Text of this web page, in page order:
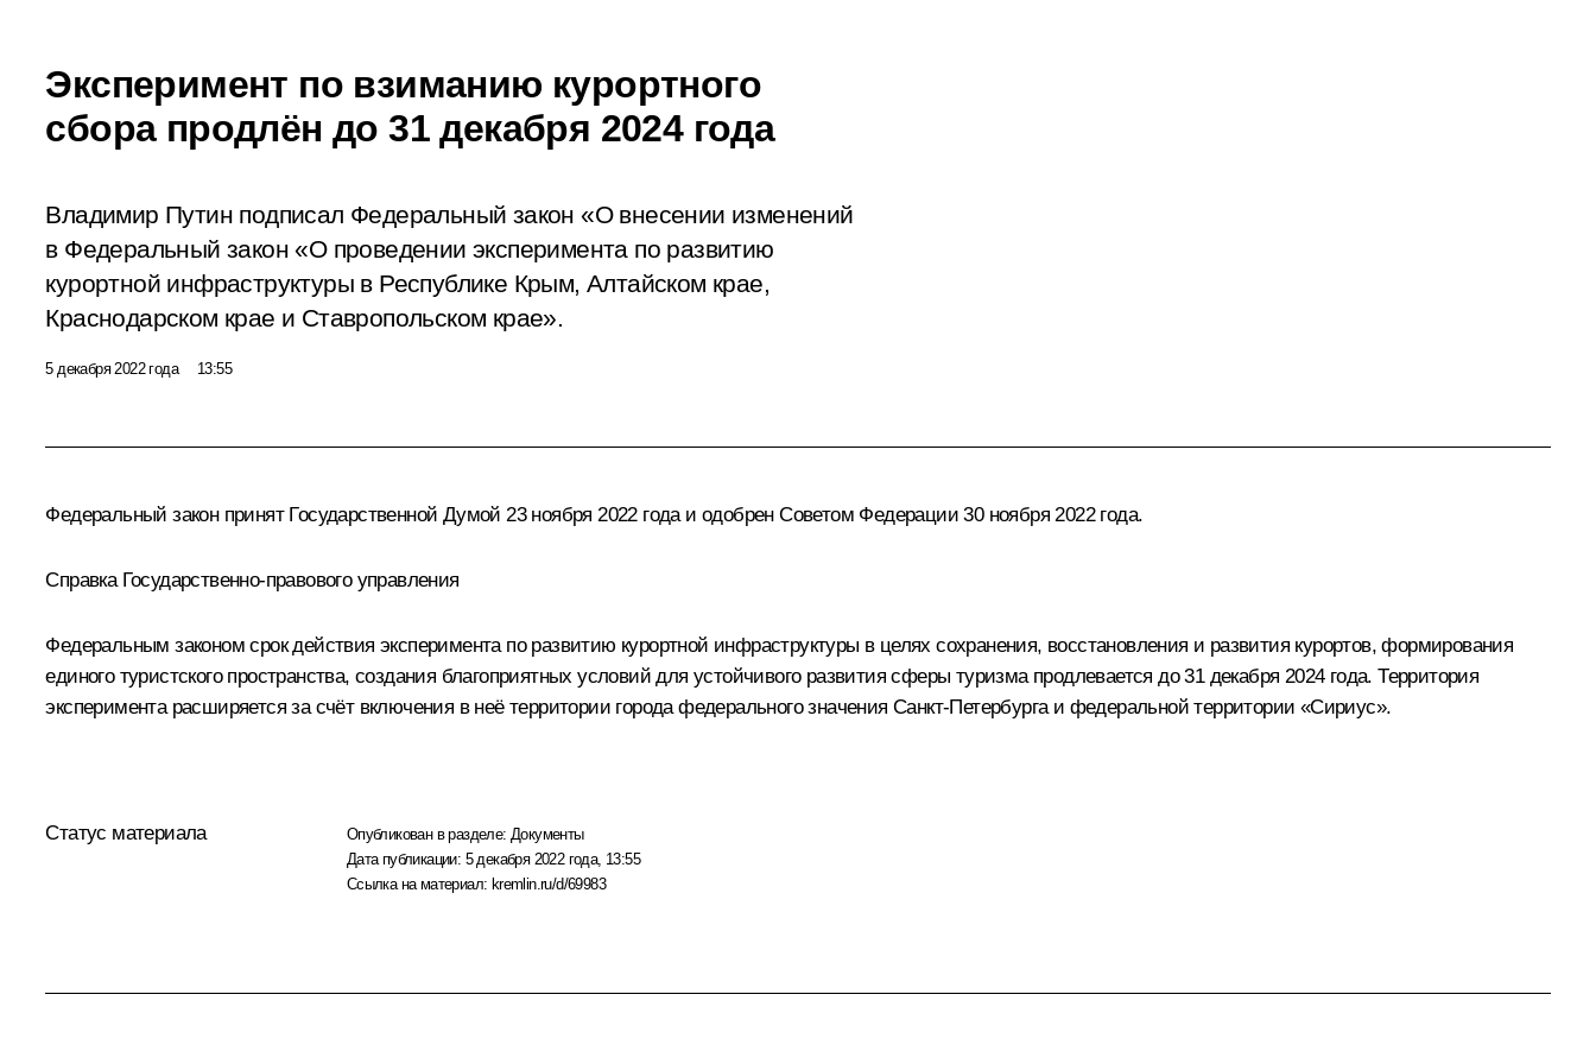
Эксперимент по взиманию курортного
сбора продлён до 31 декабря 2024 года
Владимир Путин подписал Федеральный закон «О внесении изменений
в Федеральный закон «О проведении эксперимента по развитию
курортной инфраструктуры в Республике Крым, Алтайском крае,
Краснодарском крае и Ставропольском крае».
5 декабря 2022 года 13:55
Федеральный закон принят Государственной Думой 23 ноября 2022 года и одобрен Советом Федерации 30 ноября 2022 года.
Справка Государственно-правового управления
Федеральным законом срок действия эксперимента по развитию курортной инфраструктуры в целях сохранения, восстановления и развития курортов, формирования
единого туристского пространства, создания благоприятных условий для устойчивого развития сферы туризма продлевается до 31 декабря 2024 года. Территория
эксперимента расширяется за счёт включения в неё территории города федерального значения Санкт-Петербурга и федеральной территории «Сириус».
Статус материала Опубликован в разделе: Документы
Дата публикации: 5 декабря 2022 года, 13:55
Ссылка на материал: kremlin.ru/d/69983